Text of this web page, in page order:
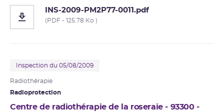
INS-2009-PM2P77-0011.pdf
(PDF - 125.78 Ko )
Inspection du 05/08/2009
Radiothérapie
Radioprotection
Centre de radiothérapie de la roseraie - 93300 -